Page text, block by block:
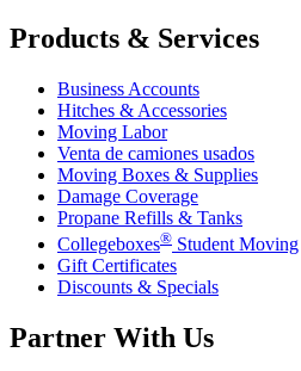
Products & Services
Business Accounts
Hitches & Accessories
Moving Labor
Venta de camiones usados
Moving Boxes & Supplies
Damage Coverage
Propane Refills & Tanks
Collegeboxes® Student Moving
Gift Certificates
Discounts & Specials
Partner With Us